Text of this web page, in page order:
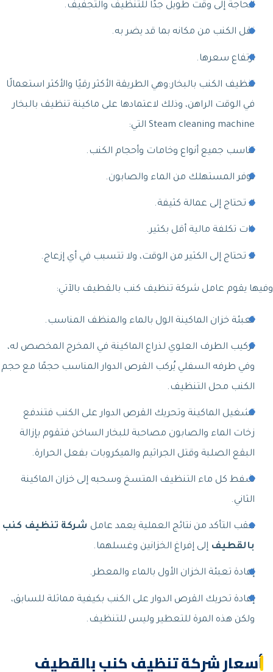
الحاجة إلى وقت طويل جدًا للتنظيف والتجفيف.
نقل الكنب من مكانه بما قد يضر به.
ارتفاع سعرها.
تنظيف الكنب بالبخار:وهي الطريقة الأكثر رقيًا والأكثر استعمالًا
في الوقت الراهن، وذلك لاعتمادها على ماكينة تنظيف بالبخار
Steam cleaning machine التي:
تناسب جميع أنواع وخامات وأحجام الكنب.
توفر المستهلك من الماء والصابون.
لا تحتاج إلى عمالة كثيفة.
ذات تكلفة مالية أقل بكثير.
لا تحتاج إلى الكثير من الوقت، ولا تتسبب في أي إزعاج.
وفيها يقوم عامل شركة تنظيف كنب بالقطيف بالآتي:
تعبئة خزان الماكينة الول بالماء والمنظف المناسب.
تركيب الطرف العلوي لذراع الماكينة في المخرج المخصص له،
وفي طرفه السفلي يُركب القرص الدوار المناسب حجمًا مع حجم
الكنب محل التنظيف.
تشغيل الماكينة وتحريك القرص الدوار على الكنب فتندفع
زخات الماء والصابون مصاحبة للبخار الساخن فتقوم بإزالة
البقع الصلبة وقتل الجراثيم والميكروبات بفعل الحرارة.
شفط كل ماء التنظيف المتسخ وسحبه إلى خزان الماكينة
الثاني.
عقب التأكد من نتائج العملية يعمد عامل شركة تنظيف كنب
بالقطيف إلى إفراغ الخزانين وغسلهما.
إعادة تعبئة الخزان الأول بالماء والمعطر.
إعادة تحريك القرص الدوار على الكنب بكيفية مماثلة للسابق،
ولكن هذه المرة للتعطير وليس للتنظيف.
أسعار شركة تنظيف كنب بالقطيف